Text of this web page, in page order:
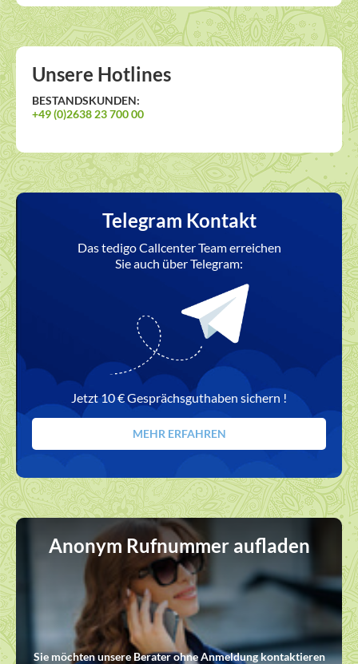
Unsere Hotlines
BESTANDSKUNDEN:
+49 (0)2638 23 700 00
Telegram Kontakt
Das tedigo Callcenter Team erreichen
Sie auch über Telegram:
Jetzt 10 € Gesprächsguthaben sichern !
MEHR ERFAHREN
Anonym Rufnummer aufladen
Sie möchten unsere Berater ohne Anmeldung kontaktieren